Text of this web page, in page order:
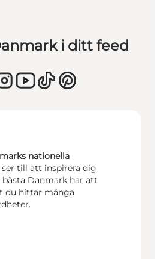
i ditt feed
nationella
ser till att inspirera dig
Danmark har att
du hittar många